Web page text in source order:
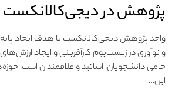
پژوهش در دیجی‌کالانکست
واحد پژوهش دیجی‌کالانکست با هدف ایجاد
و نوآوری در زیست‌بوم کارآفرینی و ایجاد
حامی دانشجویان، اساتید و علاقمندان است.
این…